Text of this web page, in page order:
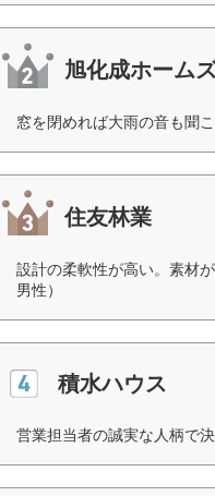
旭化成ホーム
窓を閉めれば大雨の音も聞
住友林業
設計の柔軟性が高い。素材
男性）
積水ハウス
営業担当者の誠実な人柄で